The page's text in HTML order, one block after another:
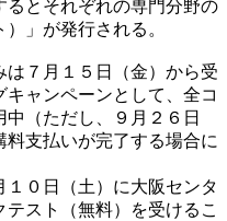
るとそれぞれの専門分野の
」が発行される。
７月１５日（金）から受
ャンペーンとして、全コ
（ただし、９月２６日
料支払いが完了する場合に
０日（土）に大阪センタ
スト（無料）を受けるこ